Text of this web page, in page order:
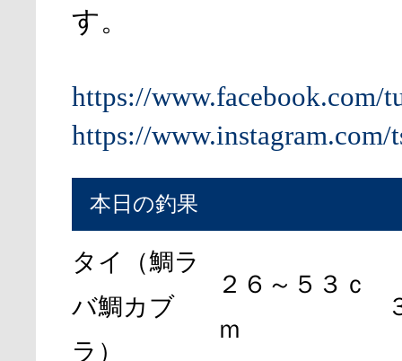
す。
https://www.facebook.com/
https://www.instagram.com/
本日の釣果
タイ（鯛ラ
バ鯛カブ
ラ）
２６～５３ｃ
ｍ